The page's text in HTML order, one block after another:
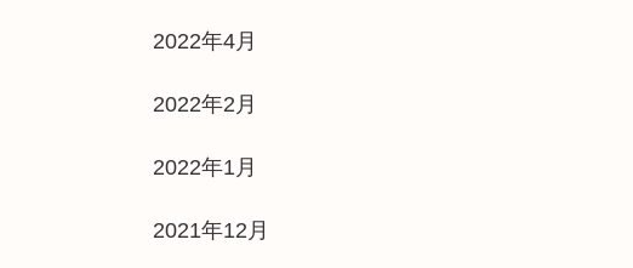
2022年4月
2022年2月
2022年1月
2021年12月